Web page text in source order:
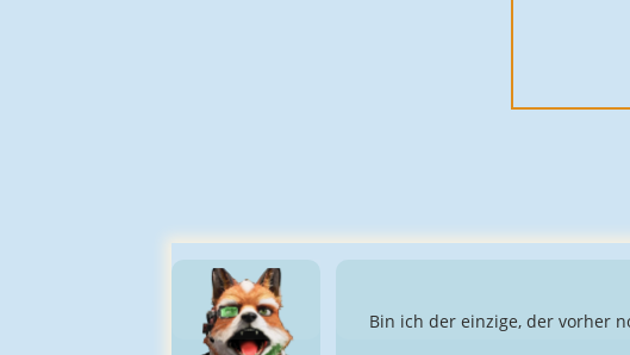
Bin ich der einzige, der vorher